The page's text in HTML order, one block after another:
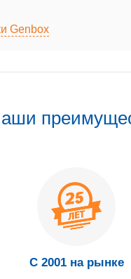
Genbox
С 2001 на рынке